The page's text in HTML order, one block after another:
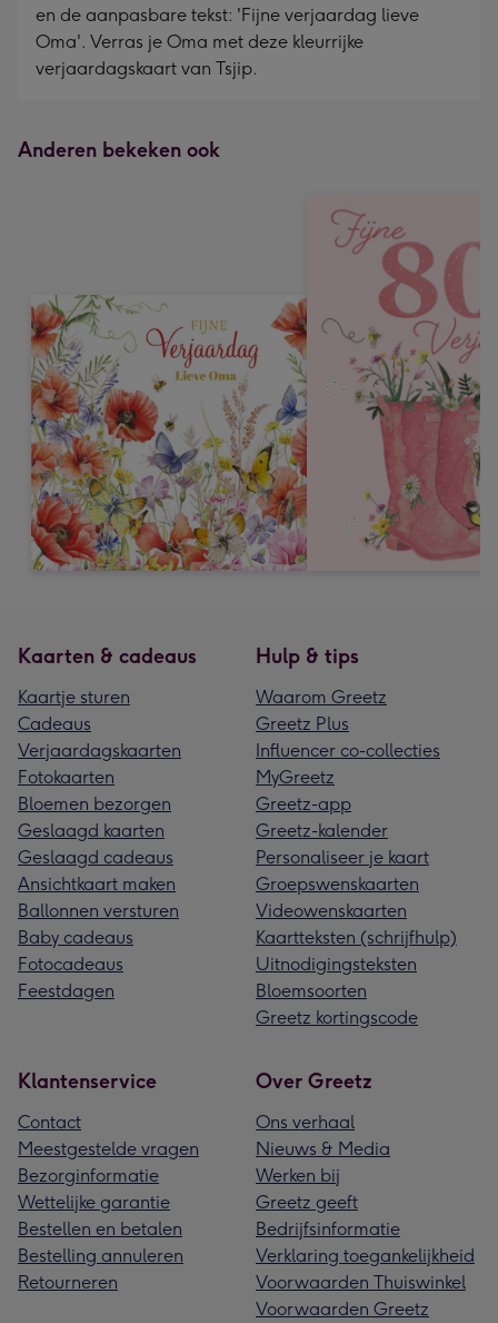
en de aanpasbare tekst: 'Fijne verjaardag lieve
Oma'. Verras je Oma met deze kleurrijke
verjaardagskaart van Tsjip.
Anderen bekeken ook
Kaarten & cadeaus
Kaartje sturen
Cadeaus
Verjaardagskaarten
Fotokaarten
Bloemen bezorgen
Geslaagd kaarten
Geslaagd cadeaus
Ansichtkaart maken
Ballonnen versturen
Baby cadeaus
Fotocadeaus
Feestdagen
Hulp & tips
Waarom Greetz
Greetz Plus
Influencer co-collecties
MyGreetz
Greetz-app
Greetz-kalender
Personaliseer je kaart
Groepswenskaarten
Videowenskaarten
Kaartteksten (schrijfhulp)
Uitnodigingsteksten
Bloemsoorten
Greetz kortingscode
Klantenservice
Contact
Meestgestelde vragen
Bezorginformatie
Wettelijke garantie
Bestellen en betalen
Bestelling annuleren
Retourneren
Over Greetz
Ons verhaal
Nieuws & Media
Werken bij
Greetz geeft
Bedrijfsinformatie
Verklaring toegankelijkheid
Voorwaarden Thuiswinkel
Voorwaarden Greetz